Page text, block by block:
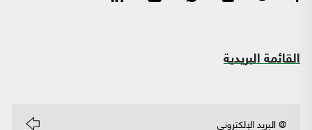
القائمة البريدية